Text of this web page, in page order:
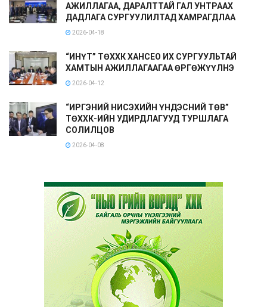
АЖИЛЛАГАА, ДАРАЛТТАЙ ГАЛ УНТРААХ
ДАДЛАГА СУРГУУЛИЛТАД ХАМРАГДЛАА
2026-04-18
“ИНҮТ” ТӨХХК ХАНСЕО ИХ СУРГУУЛЬТАЙ
ХАМТЫН АЖИЛЛАГААГАА ӨРГӨЖҮҮЛНЭ
2026-04-12
“ИРГЭНИЙ НИСЭХИЙН ҮНДЭСНИЙ ТӨВ”
ТӨХХК-ИЙН УДИРДЛАГУУД ТУРШЛАГА
СОЛИЛЦОВ
2026-04-08